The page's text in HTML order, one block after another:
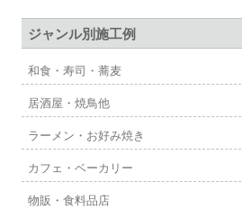
ゲ
ー
シ
ョ
ン
ジャンル別施工例
和食・寿司・蕎麦
居酒屋・焼鳥他
ラーメン・お好み焼き
カフェ・ベーカリー
物販・食料品店